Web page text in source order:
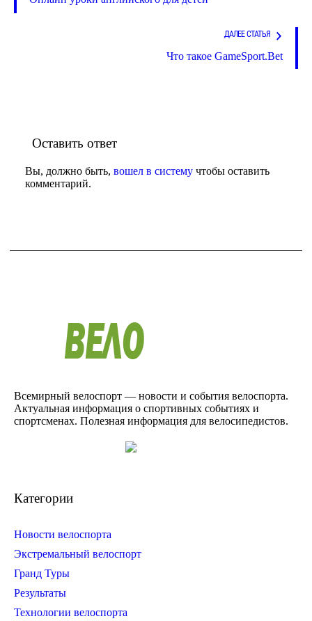
ДАЛЕЕ СТАТЬЯ
Что такое GameSport.Bet
Оставить ответ
Вы, должно быть,вошел в систему чтобы оставить
комментарий.
Всемирный велоспорт — новости и события велоспорта.
Актуальная информация о спортивных событиях и
спортсменах. Полезная информация для велосипедистов.
Категории
Новости велоспорта
Экстремальный велоспорт
Гранд Туры
Результаты
Технологии велоспорта